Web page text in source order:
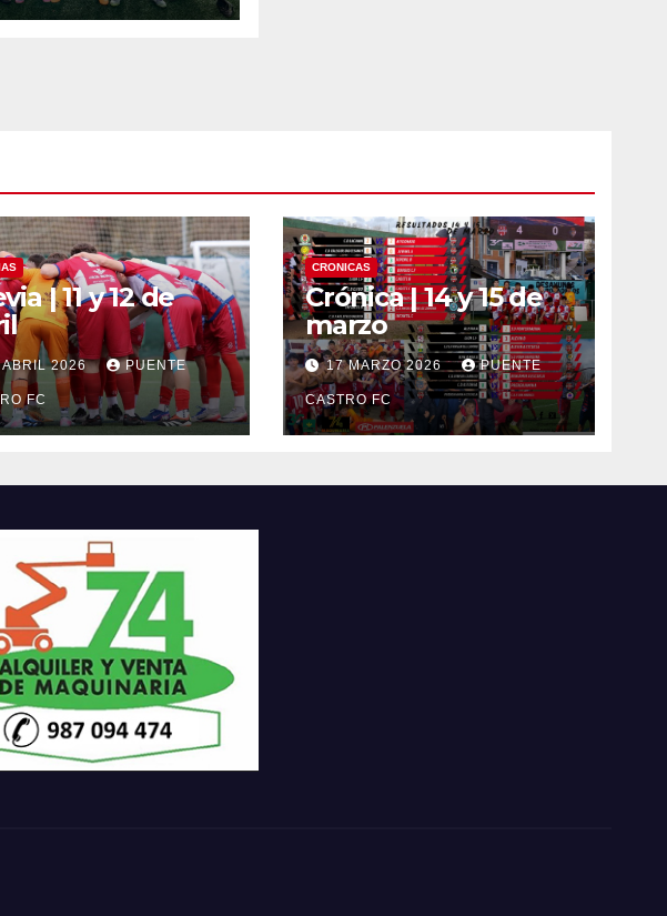
| 11 y 12 de
ABRIL 2026 PUENTE
FC
CRONICAS
Crónica | 14 y 15 de
marzo
17 MARZO 2026 PUENTE
CASTRO FC